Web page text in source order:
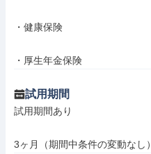
・健康保険
・厚生年金保険
試用期間
試用期間あり
3ヶ月（期間中条件の変動なし）